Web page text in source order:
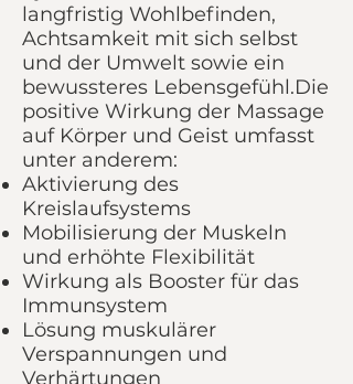
langfristig Wohlbefinden,
Achtsamkeit mit sich selbst
und der Umwelt sowie ein
bewussteres Lebensgefühl.Die
positive Wirkung der Massage
auf Körper und Geist umfasst
unter anderem:
Aktivierung des
Kreislaufsystems
Mobilisierung der Muskeln
und erhöhte Flexibilität
Wirkung als Booster für das
Immunsystem
Lösung muskulärer
Verspannungen und
Verhärtungen